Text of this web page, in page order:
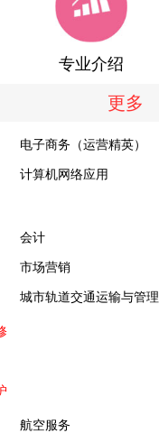
专业介绍
更多
电子商务（运营精英）
计算机网络应用
会计
市场营销
城市轨道交通运输与管理
航空服务